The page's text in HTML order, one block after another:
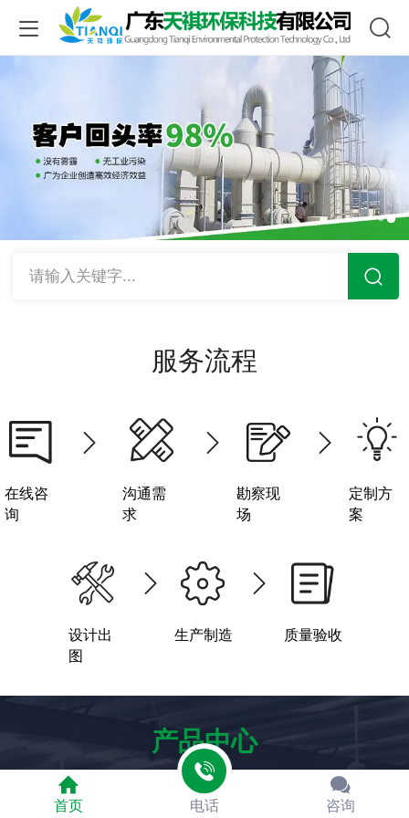
请输入关键字...
服务流程
在线咨
询
沟通需
求
勘察现
场
定制方
案
设计出
图
生产制造 质量验收
产品中心
首页 电话 咨询